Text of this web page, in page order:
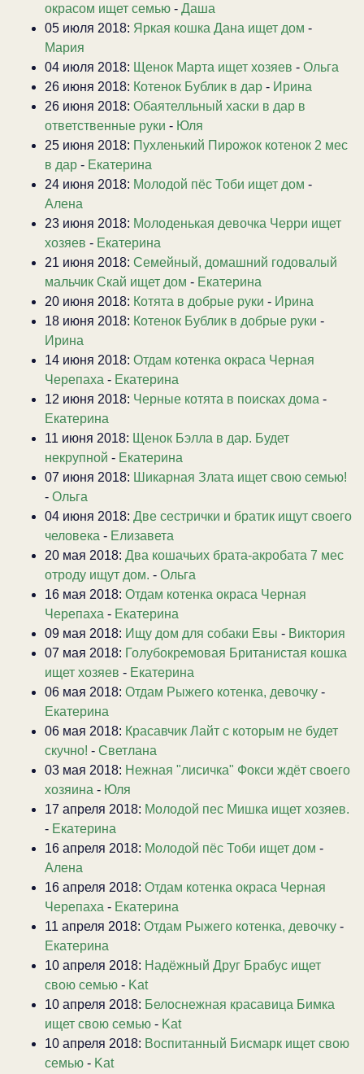
окрасом ищет семью - Даша
05 июля 2018: Яркая кошка Дана ищет дом -
Мария
04 июля 2018: Щенок Марта ищет хозяев - Ольга
26 июня 2018: Котенок Бублик в дар - Ирина
26 июня 2018: Обаятелльный хаски в дар в
ответственные руки - Юля
25 июня 2018: Пухленький Пирожок котенок 2 мес
в дар - Екатерина
24 июня 2018: Молодой пёс Тоби ищет дом -
Алена
23 июня 2018: Молоденькая девочка Черри ищет
хозяев - Екатерина
21 июня 2018: Семейный, домашний годовалый
мальчик Скай ищет дом - Екатерина
20 июня 2018: Котята в добрые руки - Ирина
18 июня 2018: Котенок Бублик в добрые руки -
Ирина
14 июня 2018: Отдам котенка окраса Черная
Черепаха - Екатерина
12 июня 2018: Черные котята в поисках дома -
Екатерина
11 июня 2018: Щенок Бэлла в дар. Будет
некрупной - Екатерина
07 июня 2018: Шикарная Злата ищет свою семью!
- Ольга
04 июня 2018: Две сестрички и братик ищут своего
человека - Елизавета
20 мая 2018: Два кошачьих брата-акробата 7 мес
отроду ищут дом. - Ольга
16 мая 2018: Отдам котенка окраса Черная
Черепаха - Екатерина
09 мая 2018: Ищу дом для собаки Евы - Виктория
07 мая 2018: Голубокремовая Британистая кошка
ищет хозяев - Екатерина
06 мая 2018: Отдам Рыжего котенка, девочку -
Екатерина
06 мая 2018: Красавчик Лайт с которым не будет
скучно! - Светлана
03 мая 2018: Нежная "лисичка" Фокси ждёт своего
хозяина - Юля
17 апреля 2018: Молодой пес Мишка ищет хозяев.
- Екатерина
16 апреля 2018: Молодой пёс Тоби ищет дом -
Алена
16 апреля 2018: Отдам котенка окраса Черная
Черепаха - Екатерина
11 апреля 2018: Отдам Рыжего котенка, девочку -
Екатерина
10 апреля 2018: Надёжный Друг Брабус ищет
свою семью - Kat
10 апреля 2018: Белоснежная красавица Бимка
ищет свою семью - Kat
10 апреля 2018: Воспитанный Бисмарк ищет свою
семью - Kat